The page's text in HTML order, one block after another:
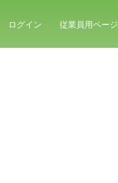
ログイン 従業員用ページ